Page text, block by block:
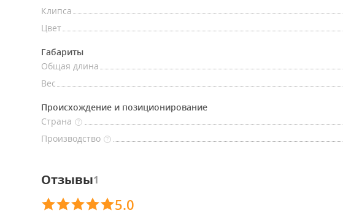
Клипса
Цвет
Габариты
Общая длина
Вес
Происхождение и позиционирование
Страна
?
Производство
?
Отзывы1
5.0